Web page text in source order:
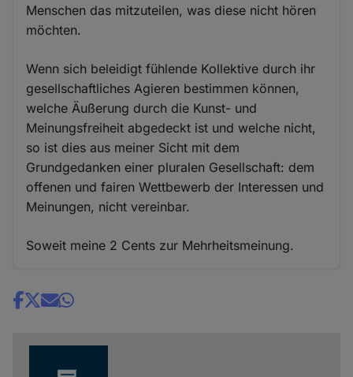
Menschen das mitzuteilen, was diese nicht hören
möchten.
Wenn sich beleidigt fühlende Kollektive durch ihr
gesellschaftliches Agieren bestimmen können,
welche Äußerung durch die Kunst- und
Meinungsfreiheit abgedeckt ist und welche nicht,
so ist dies aus meiner Sicht mit dem
Grundgedanken einer pluralen Gesellschaft: dem
offenen und fairen Wettbewerb der Interessen und
Meinungen, nicht vereinbar.
Soweit meine 2 Cents zur Mehrheitsmeinung.
Share